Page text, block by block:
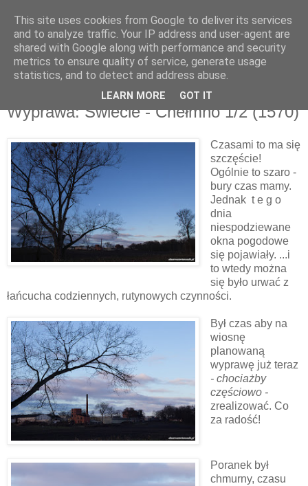
sobota, 5 grudnia 2015
Wyprawa: Świecie - Chełmno 1/2 (1570)
Czasami to ma się
szczęście!
Ogólnie to szaro -
bury czas mamy.
Jednak t e g o
dnia
niespodziewane
okna pogodowe
się pojawiały. ...i
to wtedy można
się było urwać z
łańcucha codziennych, rutynowych czynności.
Był czas aby na
wiosnę
planowaną
wyprawę już teraz
- chociażby
częściowo -
zrealizować. Co
za radość!
Poranek był
chmurny, czasu
This site uses cookies from Google to deliver its services
and to analyze traffic. Your IP address and user-agent are
shared with Google along with performance and security
metrics to ensure quality of service, generate usage
statistics, and to detect and address abuse.
LEARN MORE GOT IT